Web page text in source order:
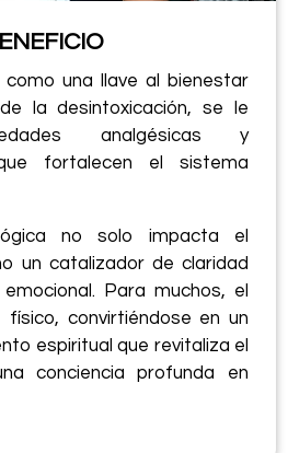
una llave al bienestar
la desintoxicación, se le
analgésicas y
fortalecen el sistema
no solo impacta el
un catalizador de claridad
Para muchos, el
convirtiéndose en un
espiritual que revitaliza el
conciencia profunda en